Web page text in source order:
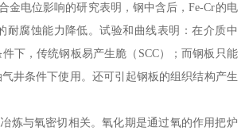
金电位影响的研究表明，钢中含后，Fe-Cr的电
耐腐蚀能力降低。试验和曲线表明：在介质中
下，传统钢板易产生脆（SCC）；而钢板只能
井条件下使用。还可引起钢板的组织结构产生
冶炼与氧密切相关。氧化期是通过氧的作用把炉